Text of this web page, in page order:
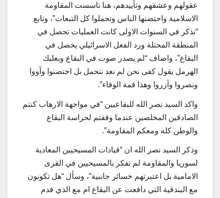
عقولهم وعشقهم وتأييدهم، هنا تاسست المقاومة
الاسلامية واحتضنها الناس وتحملوا كل التبعات”، وتابع
“نذكر في السنوات الاولى كانت العمليات تحصل في
المنطقة المحتلة ورد الفعل الاسرائيلي يحصل في
البقاع”، واضاف “لم يصدر صوت في البقاع وبعلبك
الهرمل يقول كفى نحن لم نعد نتحمل بل احتضنوا وآووا
ونصروا وآزروا وهذا قمة الوفاء”.
واكد السيد نصر الله للبقاعيين “في مواجهة الارهاب كنتم
الصادقين المخلصين عندما وقفتم لحراسة البقاع
والوطن كله ومعكم المقاومة”.
وذكر السيد نصر الله ان “قيادات المسيحيين المعادية
لسوريا والمقاومة لم تفكر بالمسيحيين في القرى
الامامية بل اعتبرتهم خسائر جانبية”، وسأل “هل تكونون
مع البندقية التي دافعت عن البقاع ام مع الذي قدم